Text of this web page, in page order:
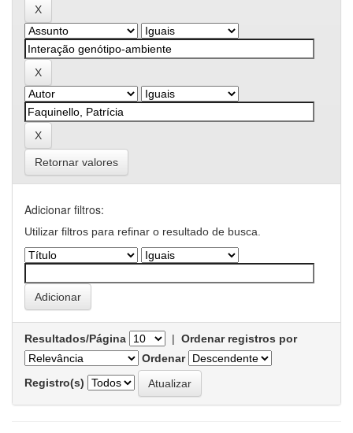
Retornar valores
Adicionar filtros:
Utilizar filtros para refinar o resultado de busca.
Resultados/Página | Ordenar registros por
Ordenar
Registro(s)